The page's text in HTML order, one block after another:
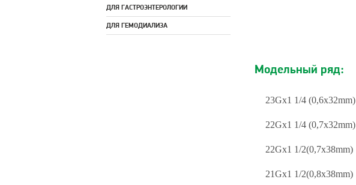
ДЛЯ ГАСТРОЭНТЕРОЛОГИИ
ДЛЯ ГЕМОДИАЛИЗА
Модельный ряд:
23Gx1 1/4 (0,6х32mm)
22Gx1 1/4 (0,7x32mm)
22Gx1 1/2(0,7x38mm)
21Gx1 1/2(0,8x38mm)